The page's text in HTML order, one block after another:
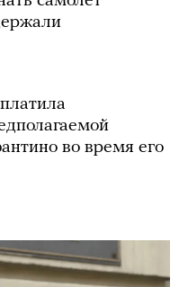
во время его